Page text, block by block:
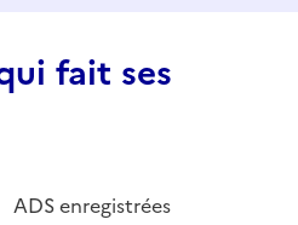
fait ses
ADS enregistrées